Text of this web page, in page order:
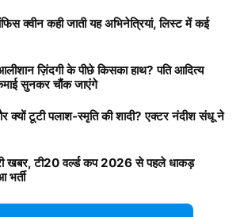
क्वीन कही जाती यह अभिनेत्रियां, लिस्ट में कई
ज़िंदगी के पीछे किसका हाथ? पति आदित्य
सुनकर चौंक जाएंगे
क्यों टूटी पलाश-स्मृति की शादी? एक्टर नंदीश संधू ने
खबर, टी20 वर्ल्ड कप 2026 से पहले धाकड़
भर्ती